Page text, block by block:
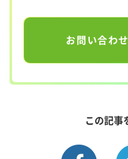
お問い合わ
この記事